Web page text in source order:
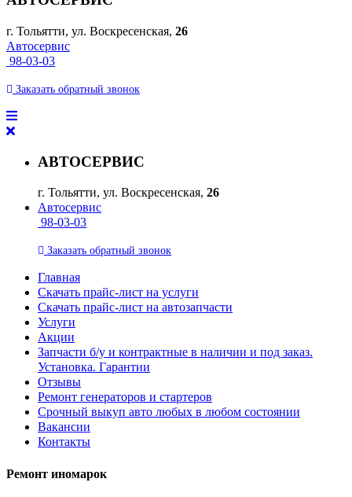
г. Тольятти, ул. Воскресенская, 26
Автосервис
98-03-03
Заказать обратный звонок
АВТОСЕРВИС
г. Тольятти, ул. Воскресенская, 26
Автосервис
98-03-03
Заказать обратный звонок
Главная
Скачать прайс-лист на услуги
Скачать прайс-лист на автозапчасти
Услуги
Акции
Запчасти б/у и контрактные в наличии и под заказ.
Установка. Гарантии
Отзывы
Ремонт генераторов и стартеров
Cрочный выкуп авто любых в любом состоянии
Вакансии
Контакты
Ремонт иномарок